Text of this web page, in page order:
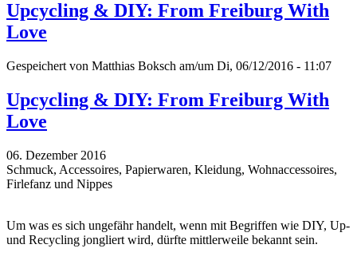
Upcycling & DIY: From Freiburg With
Love
Gespeichert von Matthias Boksch am/um Di, 06/12/2016 - 11:07
Upcycling & DIY: From Freiburg With
Love
06. Dezember 2016
Schmuck, Accessoires, Papierwaren, Kleidung, Wohnaccessoires,
Firlefanz und Nippes
Um was es sich ungefähr handelt, wenn mit Begriffen wie DIY, Up-
und Recycling jongliert wird, dürfte mittlerweile bekannt sein.